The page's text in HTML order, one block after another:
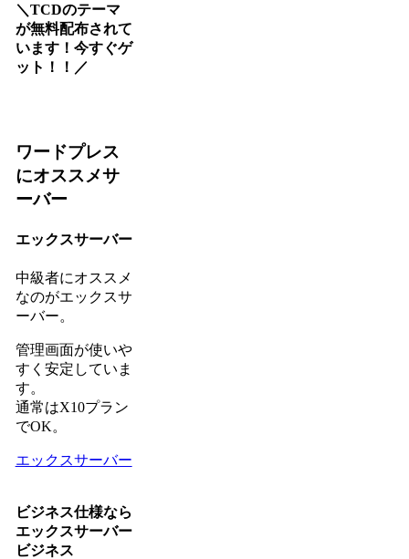
＼TCDのテーマ
が無料配布されて
います！今すぐゲ
ット！！／
ワードプレス
にオススメサ
ーバー
エックスサーバー
中級者にオススメ
なのがエックスサ
ーバー。
管理画面が使いや
すく安定していま
す。
通常はX10プラン
でOK。
エックスサーバー
ビジネス仕様なら
エックスサーバー
ビジネス